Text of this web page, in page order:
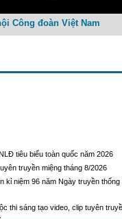
Công đoàn Việt Nam
tiêu biểu toàn quốc năm 2026
truyền miệng tháng 8/2026
kỉ niệm 96 năm Ngày truyền thống
thi sáng tạo video, clip tuyên